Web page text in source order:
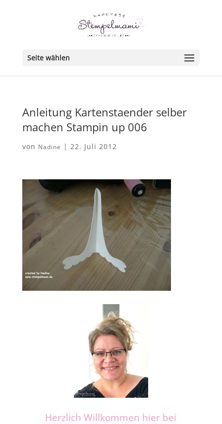
Seite wählen
Anleitung Kartenstaender selber
machen Stampin up 006
von Nadine | 22. Juli 2012
Herzlich Willkommen hier bei